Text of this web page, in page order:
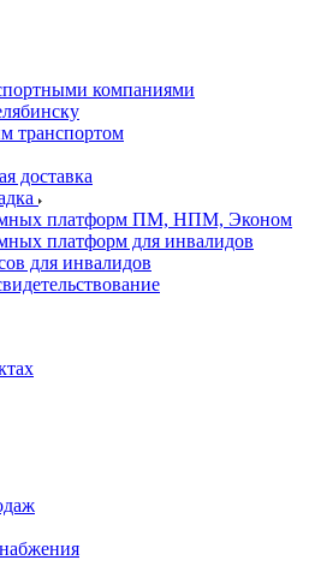
компаниями
транспортом
доставка
платформ ПМ, НПМ, Эконом
платформ для инвалидов
для инвалидов